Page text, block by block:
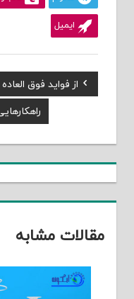
ایمیل
راهبری
نوشته
Previous
Post:
از فواید فوق
Next
Post:
مقالات مشابه